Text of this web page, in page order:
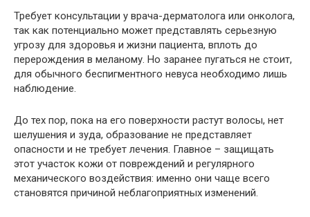
Требует консультации у врача-дерматолога или онколога,
так как потенциально может представлять серьезную
угрозу для здоровья и жизни пациента, вплоть до
перерождения в меланому. Но заранее пугаться не стоит,
для обычного беспигментного невуса необходимо лишь
наблюдение.
До тех пор, пока на его поверхности растут волосы, нет
шелушения и зуда, образование не представляет
опасности и не требует лечения. Главное – защищать
этот участок кожи от повреждений и регулярного
механического воздействия: именно они чаще всего
становятся причиной неблагоприятных изменений.